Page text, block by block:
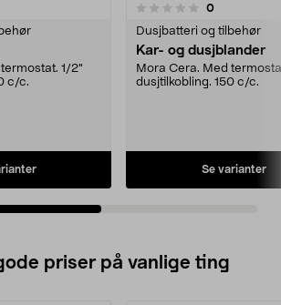
1/2"
c/c.
0anmeldelser
Dusjbatteri og tilbehør
Kar- og dusjblander
Mora Cera. Med
dusjtilkobling. 150 c/c.
Se varianter
0.0 av 5 stjerner
priser på vanlige ting